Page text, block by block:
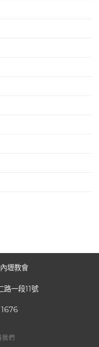
壢教會
一段11號
我們